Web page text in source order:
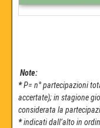
Note:
*P= n° partecipazioni
accertate); in stagione
considerata la
*indicati dall’alto in